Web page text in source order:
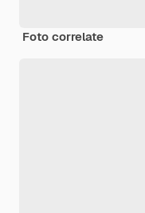
Foto correlate